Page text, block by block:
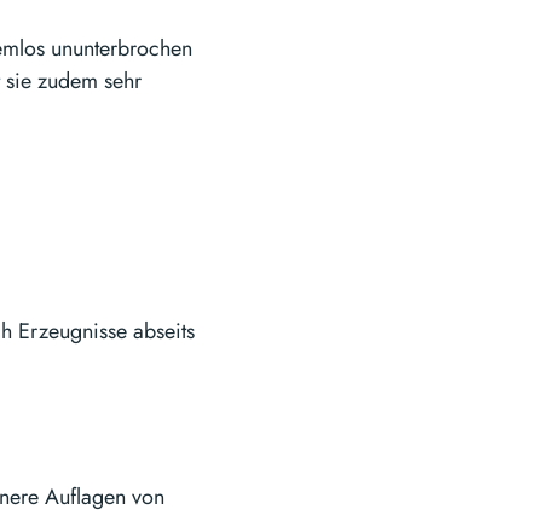
ununterbrochen
zudem sehr
Erzeugnisse abseits
Auflagen von